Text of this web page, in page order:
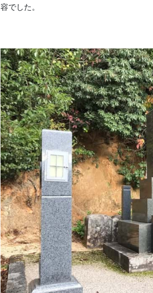
容でした。